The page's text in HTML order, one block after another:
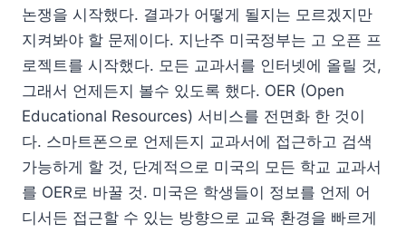
논쟁을 시작했다. 결과가 어떻게 될지는 모르겠지만
지켜봐야 할 문제이다. 지난주 미국정부는 고 오픈 프
로젝트를 시작했다. 모든 교과서를 인터넷에 올릴 것,
그래서 언제든지 볼수 있도록 했다. OER (Open
Educational Resources) 서비스를 전면화 한 것이
다. 스마트폰으로 언제든지 교과서에 접근하고 검색
가능하게 할 것, 단계적으로 미국의 모든 학교 교과서
를 OER로 바꿀 것. 미국은 학생들이 정보를 언제 어
디서든 접근할 수 있는 방향으로 교육 환경을 빠르게